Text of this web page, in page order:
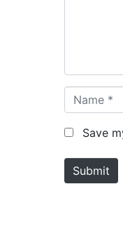
a
m
*
Save
Submit